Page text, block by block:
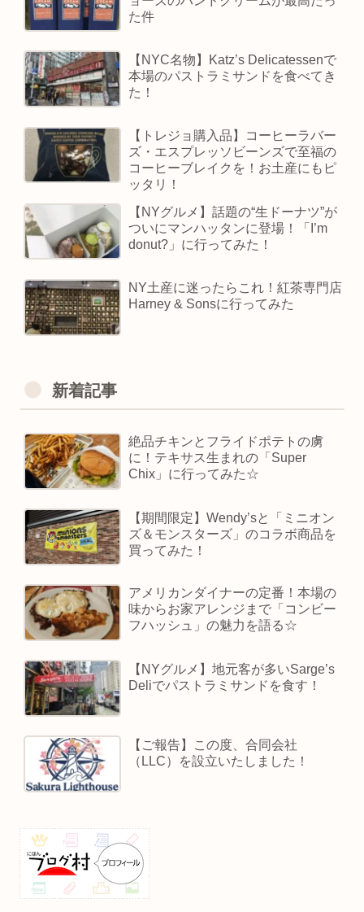
た件
【NYC名物】Katz’s Delicatessenで
本場のパストラミサンドを食べてき
た！
【トレジョ購入品】コーヒーラバー
ズ・エスプレッソビーンズで至福の
コーヒーブレイクを！お土産にもピ
ッタリ！
【NYグルメ】話題の“生ドーナツ”が
ついにマンハッタンに登場！「I’m
donut?」に行ってみた！
NY土産に迷ったらこれ！紅茶専門店
Harney & Sonsに行ってみた
新着記事
絶品チキンとフライドポテトの虜
に！テキサス生まれの「Super
Chix」に行ってみた☆
【期間限定】Wendy’sと「ミニオン
ズ＆モンスターズ」のコラボ商品を
買ってみた！
アメリカンダイナーの定番！本場の
味からお家アレンジまで「コンビー
フハッシュ」の魅力を語る☆
【NYグルメ】地元客が多いSarge’s
Deliでパストラミサンドを食す！
【ご報告】この度、合同会社
（LLC）を設立いたしました！